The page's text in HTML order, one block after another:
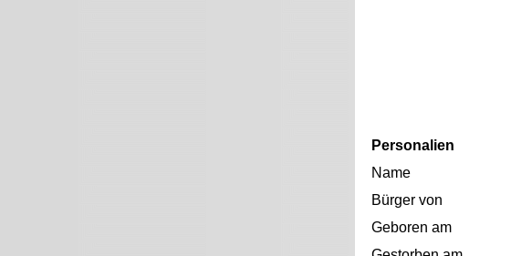
Personalien
Name
Bürger von
Geboren am